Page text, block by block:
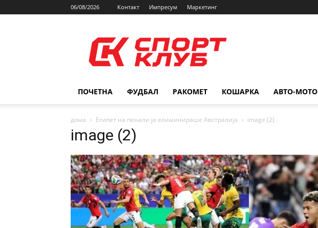
06/08/2026 Контакт Импресум Маркетинг
ПОЧЕТНА ФУДБАЛ РАКОМЕТ КОШАРКА АВТО-МОТО
дома Египет на пенали ја елиминираше Австралија image (2)
image (2)